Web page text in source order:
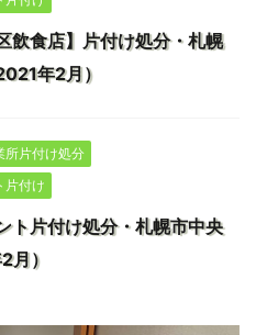
飲食店】片付け処分・札幌
年2月）
所片付け処分
片付け
ト片付け処分・札幌市中央
月）